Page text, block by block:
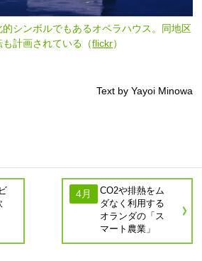
シンボルでもあるオペラハウス。同地区
計画されている（flickr）
Text by Yayoi Minowa
4月
CO2や排熱をム
ダなく利用する
オランダの「ス
マート農業」